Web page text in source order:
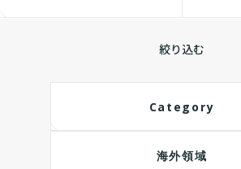
絞り込む
Category
海外領域